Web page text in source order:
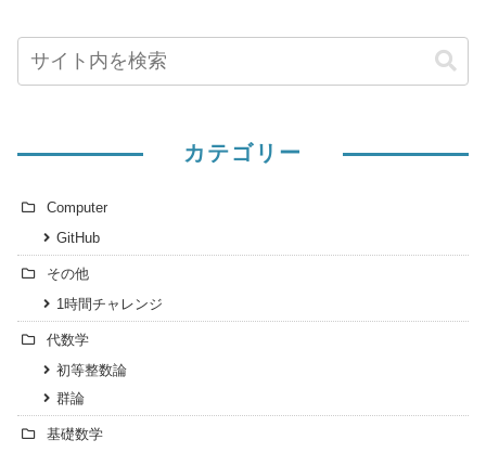
カテゴリー
Computer
GitHub
その他
1時間チャレンジ
代数学
初等整数論
群論
基礎数学